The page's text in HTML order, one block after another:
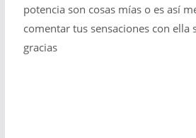
potencia son cosas mías o es así
comentar tus sensaciones con ella
gracias